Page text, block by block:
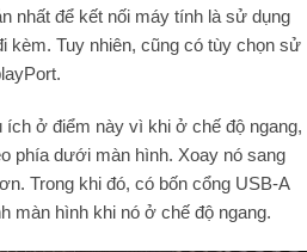
nhất để kết nối máy tính là sử dụng
kèm. Tuy nhiên, cũng có tùy chọn sử
ích ở điểm này vì khi ở chế độ ngang,
phía dưới màn hình. Xoay nó sang
Trong khi đó, có bốn cổng USB-A
màn hình khi nó ở chế độ ngang.